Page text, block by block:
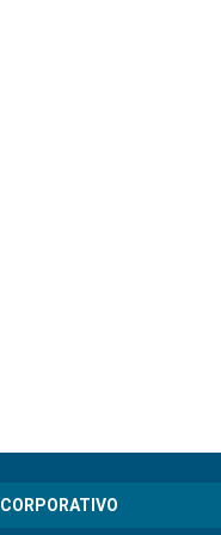
CORPORATIVO